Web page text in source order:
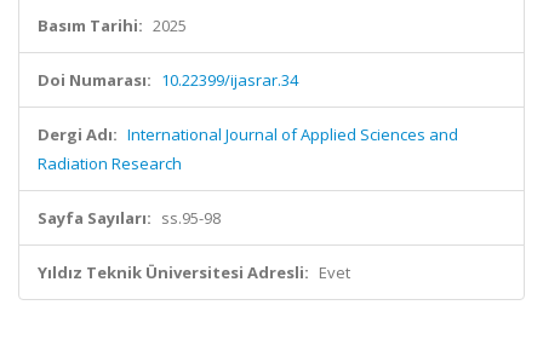
Basım Tarihi: 2025
Doi Numarası: 10.22399/ijasrar.34
Dergi Adı: International Journal of Applied Sciences and
Radiation Research
Sayfa Sayıları: ss.95-98
Yıldız Teknik Üniversitesi Adresli: Evet